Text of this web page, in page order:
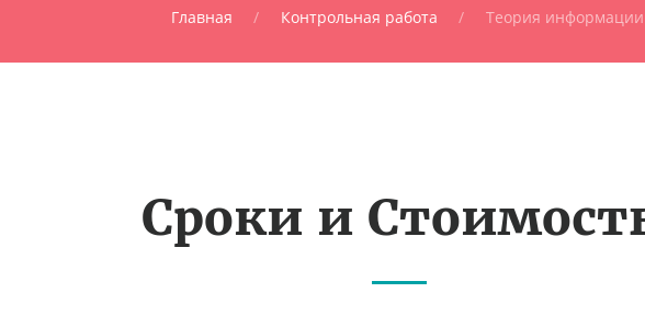
Главная Контрольная работа Теория информации
Сроки и